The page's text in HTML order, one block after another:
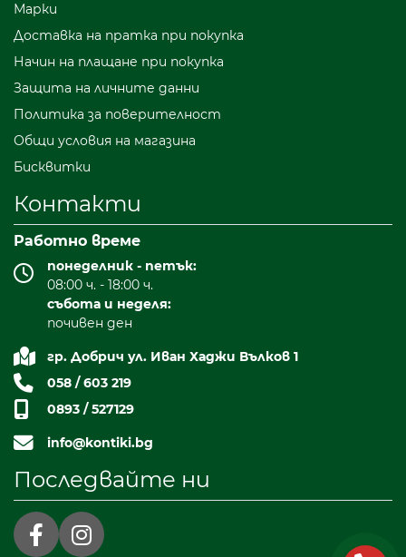
Марки
Доставка на пратка при покупка
Начин на плащане при покупка
Защита на личните данни
Политика за поверителност
Общи условия на магазина
Бисквитки
Контакти
Работно време
понеделник - петък:
08:00 ч. - 18:00 ч.
събота и неделя:
почивен ден
гр. Добрич ул. Иван Хаджи Вълков 1
058 / 603 219
0893 / 527129
info@kontiki.bg
Последвайте ни